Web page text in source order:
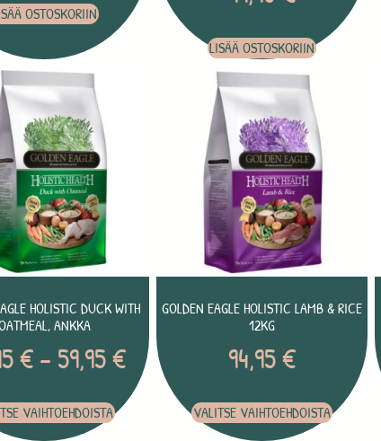
OSTOSKORIIN
LISÄÄ OSTOSKORIIN
HOLISTIC DUCK WITH
ANKKA
€– 59,95€
VAIHTOEHDOISTA
GOLDEN EAGLE HOLISTIC LAMB & RICE
12KG
94,95€
VALITSE VAIHTOEHDOISTA